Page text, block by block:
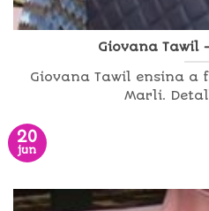
Giovana Tawil
Giovana Tawil ensina
Marli.
20
jun